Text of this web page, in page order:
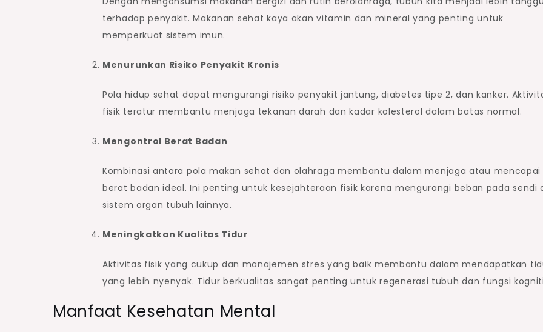
terhadap penyakit. Makanan sehat kaya akan vitamin dan mineral yang penting untuk
memperkuat sistem imun.
Menurunkan Risiko Penyakit Kronis
Pola hidup sehat dapat mengurangi risiko penyakit jantung, diabetes tipe 2, dan kanker.
fisik teratur membantu menjaga tekanan darah dan kadar kolesterol dalam batas normal.
Mengontrol Berat Badan
Kombinasi antara pola makan sehat dan olahraga membantu dalam menjaga atau mencapai
berat badan ideal. Ini penting untuk kesejahteraan fisik karena mengurangi beban pada sendi
sistem organ tubuh lainnya.
Meningkatkan Kualitas Tidur
Aktivitas fisik yang cukup dan manajemen stres yang baik membantu dalam mendapatkan
yang lebih nyenyak. Tidur berkualitas sangat penting untuk regenerasi tubuh dan fungsi
Manfaat Kesehatan Mental